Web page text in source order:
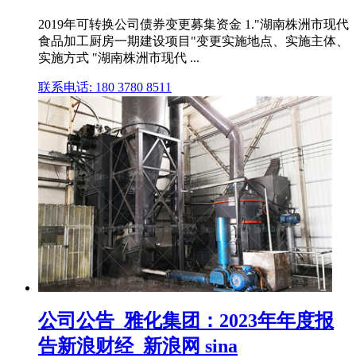
2019年可转换公司债券变更募集资金 1."湖南株洲市现代
食品加工厨房一期建设项目"变更实施地点、实施主体、
实施方式 "湖南株洲市现代 ...
联系电话: 180 3780 8511
公司公告_雅化集团：2023年年度报
告新浪财经_新浪网 sina